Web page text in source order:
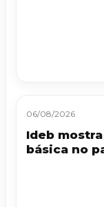
06/08/2026
Ideb
básica no